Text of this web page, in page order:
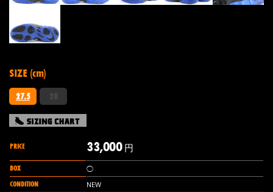
SIZE (cm)
27.5
PRICE 33,000円
BOX ◯
CONDITION NEW